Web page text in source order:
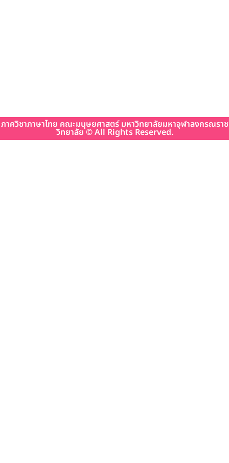
ภาควิชาภาษาไทย คณะมนุษยศาสตร์ มหาวิทยาลัยมหาจุฬาลงกรณราช
วิทยาลัย © All Rights Reserved.